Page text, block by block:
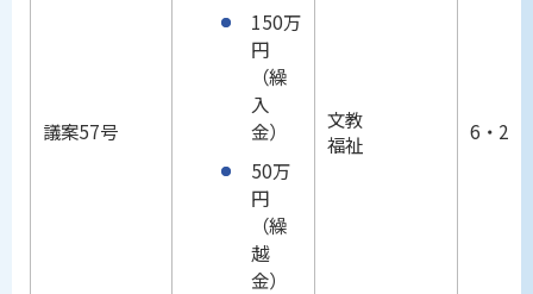
議案57号
150万
円
（繰
入
金）
50万
円
（繰
越
金）
文教
福祉
6・25